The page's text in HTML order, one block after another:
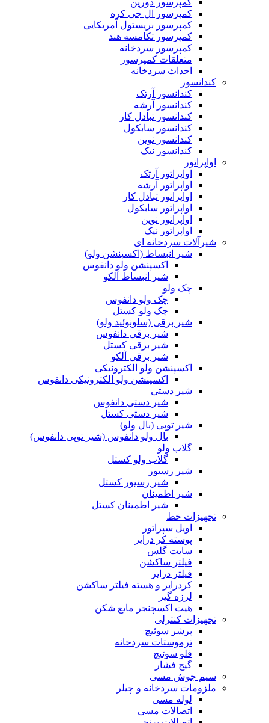
کمپرسور دورین
کمپرسور ال جی کره
کمپرسور بریستول آمریکایی
کمپرسور تکامسه هند
‌کمپرسور سردخانه
متعلقات کمپرسور
احداث سردخانه
کندانسور
کندانسور آرتک
کندانسور آرشه
کندانسور تبادل کار
کندانسور سابکول
کندانسور نوین
کندانسور نیک
اواپراتور
اواپراتور آرتک
اواپراتور آرشه
اواپراتور تبادل کار
اواپراتور سابکول
اواپراتور نوین
اواپراتور نیک
شیرآلات سردخانه ای
شیر انبساط (اکسپنشن ولو)
اکسپنشن ولو دانفوس
شیر انبساط آلکو
چک ولو
چک ولو دانفوس
چک ولو کستل
شیر برقی (سلونوئید ولو)
شیر برقی دانفوس
شیر برقی کستل
شیر برقی آلکو
اکسپنشن ولو الکترونیکی
اکسپنشن ولو الکترونیکی دانفوس
شیر دستی
شیر دستی دانفوس
شیر دستی کستل
شیر توپی (بال ولو)
بال ولو دانفوس (شیر توپی دانفوس)
گلاب ولو
گلاب ولو کستل
شیر رسیور
شیر رسیور کستل
شیر اطمینان
شیر اطمینان کستل
تجهیزات خط
اویل سپراتور
پوسته کر درایر
سایت گلس
فیلتر ساکشن
فیلتر درایر
کردرایر و هسته فیلتر ساکشن
لرزه گیر
هیت اکسچنجر مایع شکن
تجهیزات کنترلی
پرشر سوئیچ
ترموستات سردخانه
فلو سوئیچ
گیج فشار
سیم جوش مسی
ملزومات سردخانه و چیلر
لوله مسی
اتصالات مسی